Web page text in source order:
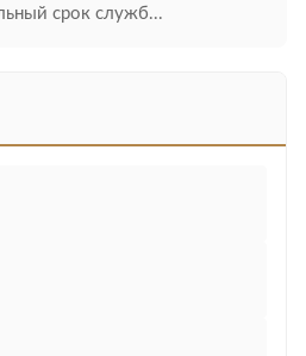
срок служб...